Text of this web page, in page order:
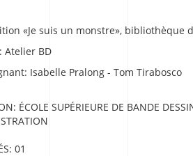
«Je suis un monstre», bibliothèque
Atelier BD
Isabelle Pralong - Tom Tirabosco
ÉCOLE SUPÉRIEURE DE BANDE
01